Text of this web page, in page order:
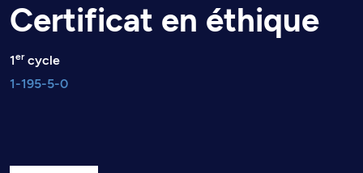
Certificat en éthique
1ercycle
1-195-5-0